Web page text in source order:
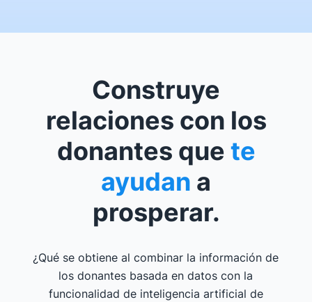
Construye
relaciones con los
donantes que te
ayudan a
prosperar.
¿Qué se obtiene al combinar la información de
los donantes basada en datos con la
funcionalidad de inteligencia artificial de